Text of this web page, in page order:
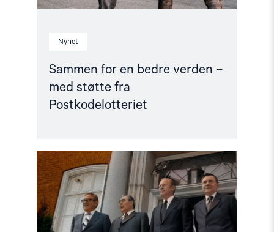
Nyhet
Sammen for en bedre verden –
med støtte fra
Postkodelotteriet
Read
article
"Fullt
hus
på
førpremiere
for